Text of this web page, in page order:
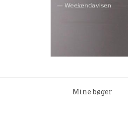
Mine bøger